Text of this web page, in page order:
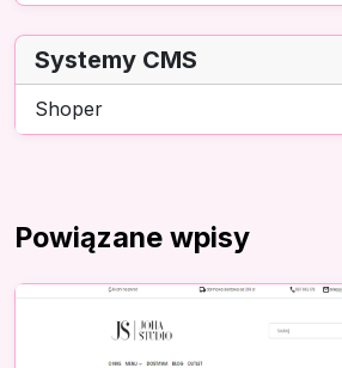
Systemy CMS
Shoper
Powiązane wpisy